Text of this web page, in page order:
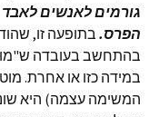
גורמים לאנשים
הפרס. בתופעה זו,
בהתחשב בעובדה
במידה כזו או אחרת.
המשימה עצמה) היא